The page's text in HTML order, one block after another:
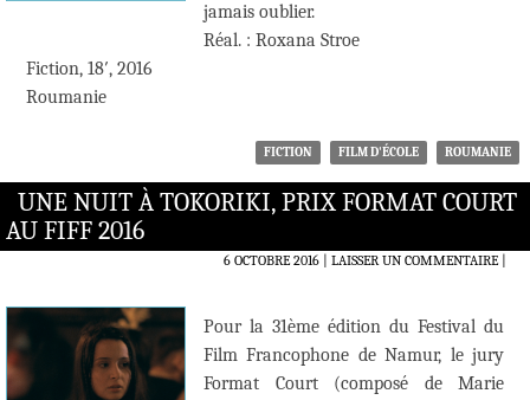
jamais oublier.
Réal. : Roxana Stroe
Fiction, 18′, 2016
Roumanie
FICTION FILM D'ÉCOLE ROUMANIE
UNE NUIT À TOKORIKI, PRIX FORMAT COURT
AU FIFF 2016
6 OCTOBRE 2016 LAISSER UN COMMENTAIRE|
Pour la 31ème édition du Festival du
Film Francophone de Namur, le jury
Format Court (composé de Marie